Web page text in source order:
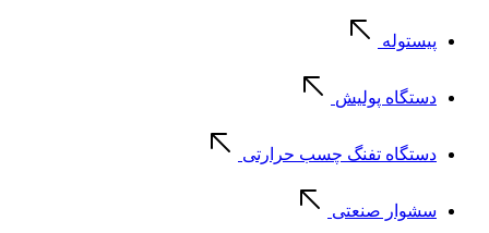
پیستوله
دستگاه پولیش
دستگاه تفنگ چسب حرارتی
سشوار صنعتی